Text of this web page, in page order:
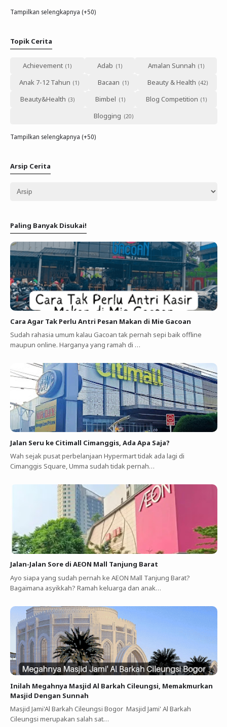
Tampilkan selengkapnya (+50)
Topik Cerita
Achievement Adab
Amalan Sunnah
Anak 7-12 Tahun
Bacaan
Beauty & Health
Beauty&Health
Bimbel
Blog Competition
Blogging
Tampilkan selengkapnya (+50)
Arsip Cerita
Paling Banyak Disukai!
Cara Agar Tak Perlu Antri Pesan Makan di Mie Gacoan
Sudah rahasia umum kalau Gacoan tak pernah sepi baik offline
maupun online. Harganya yang ramah di …
Jalan Seru ke Citimall Cimanggis, Ada Apa Saja?
Wah sejak pusat perbelanjaan Hypermart tidak ada lagi di
Cimanggis Square, Umma sudah tidak pernah…
Jalan-Jalan Sore di AEON Mall Tanjung Barat
Ayo siapa yang sudah pernah ke AEON Mall Tanjung Barat?
Bagaimana asyikkah? Ramah keluarga dan anak…
Inilah Megahnya Masjid Al Barkah Cileungsi, Memakmurkan
Masjid Dengan Sunnah
Masjid Jami'Al Barkah Cileungsi Bogor Masjid Jami' Al Barkah
Cileungsi merupakan salah sat…